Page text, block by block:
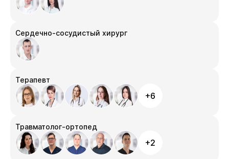
Сердечно-сосудистый хирург
Терапевт
+6
Травматолог-ортопед
+2